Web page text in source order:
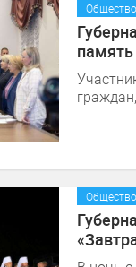
Общество
память
Общество